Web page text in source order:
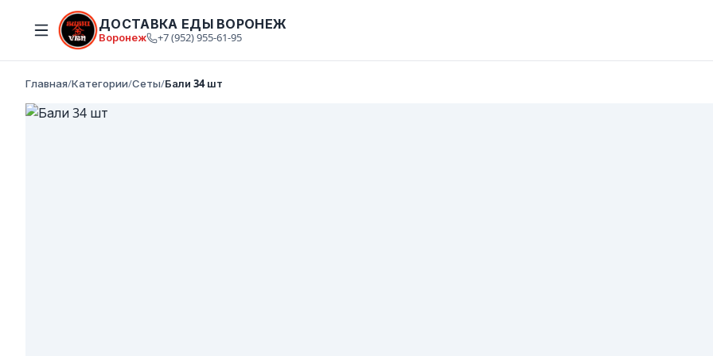
ДОСТАВКА ЕДЫ ВОРОНЕЖ
Воронеж +7 (952) 955-61-95
Главная/Категории/Сеты/Бали 34 шт